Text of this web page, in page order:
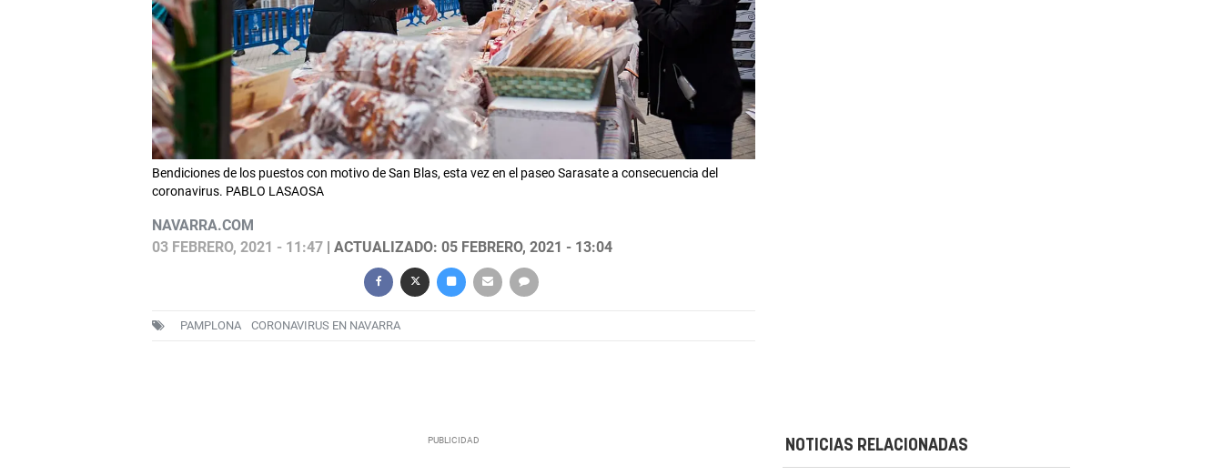
Bendiciones de los puestos con motivo de San Blas, esta vez en el paseo Sarasate a consecuencia del
coronavirus. PABLO LASAOSA
NAVARRA.COM
03 FEBRERO, 2021 - 11:47| ACTUALIZADO: 05 FEBRERO, 2021 - 13:04
PAMPLONA CORONAVIRUS EN NAVARRA
NOTICIAS RELACIONADAS